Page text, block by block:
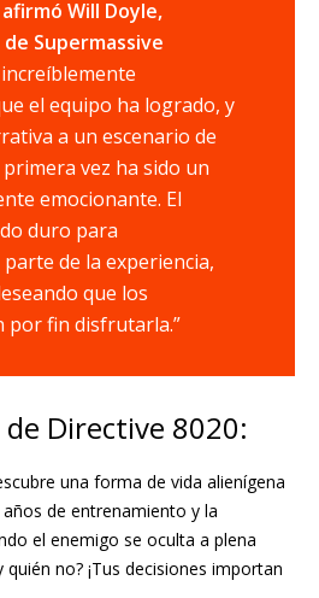
afirmó Will Doyle,
Supermassive
increíblemente
el equipo ha logrado, y
a un escenario de
vez ha sido un
emocionante. El
duro para
de la experiencia,
que los
por fin disfrutarla.”
Directive 8020:
una forma de vida alienígena
de entrenamiento y la
el enemigo se oculta a plena
no? ¡Tus decisiones importan